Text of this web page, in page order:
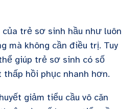
trẻ sơ sinh hầu như luôn
mà không cần điều trị. Tuy
giúp trẻ sơ sinh có số
hồi phục nhanh hơn.
giảm tiểu cầu vô căn